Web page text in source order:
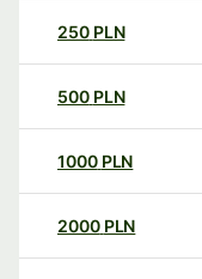
250 PLN
500 PLN
1000 PLN
2000 PLN